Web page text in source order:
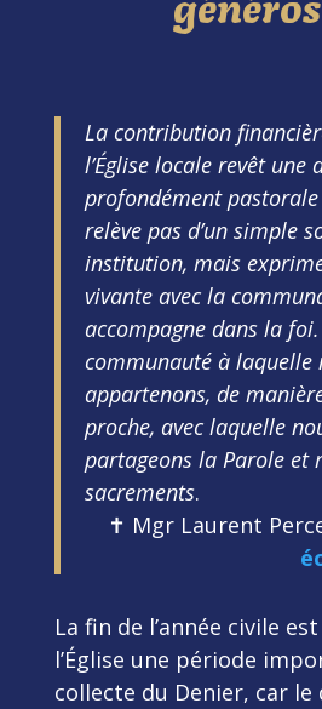
La contribution
l’Église locale revêt une
profondément
relève pas d’un simple
institution, mais
vivante avec la
accompagne dans la
communauté à laquelle
appartenons, de
proche, avec laquelle
partageons la Parole et
sacrements.
✝ Mgr Laurent
La fin de l’année civile
l’Église une période
collecte du Denier, car le